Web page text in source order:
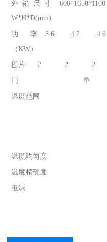
外箱尺寸
W*H*D(mm)
600*1650*1100
功率
（KW）
3.6 4.2 4.6
栅片 2 2 2
门 单
温度范围
温度均匀度
温度精确度
电源